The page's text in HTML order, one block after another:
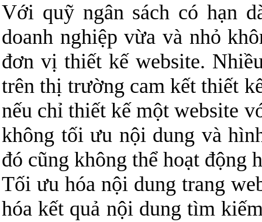
Với quỹ ngân sách có hạn
doanh nghiệp vừa và nhỏ
đơn vị thiết kế website.
trên thị trường cam kết thiết
nếu chỉ thiết kế một website
không tối ưu nội dung và
đó cũng không thể hoạt động
Tối ưu hóa nội dung trang
hóa kết quả nội dung tìm